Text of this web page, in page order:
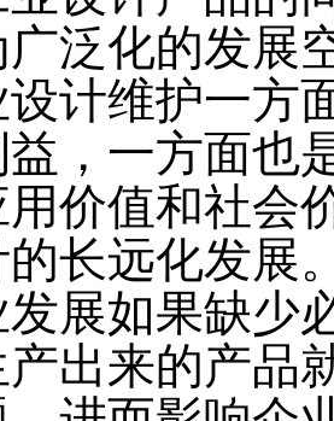
广泛化的发展
计维护一方
益，一方面也
用价值和社会
长远化发展
发展如果缺少
产出来的产品